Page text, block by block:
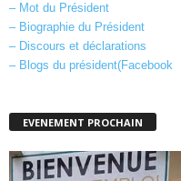
– Mot du Président
– Biographie du Président
– Discours et déclarations
– Blogs du président(Facebook
EVENEMENT PROCHAIN